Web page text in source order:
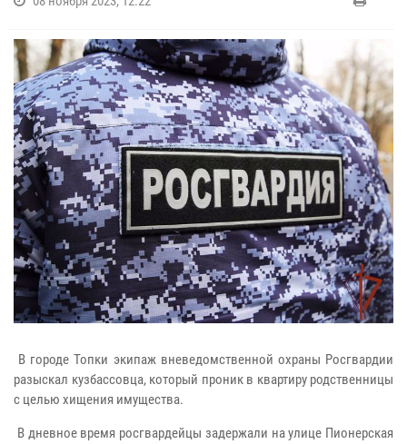
В городе Топки экипаж вневедомственной охраны Росгвардии
разыскал кузбассовца, который проник в квартиру родственницы
с целью хищения имущества.
В дневное время росгвардейцы задержали на улице Пионерская